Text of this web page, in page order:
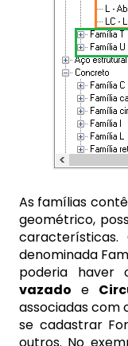
As famílias
geométrico,
denominada
poderia haver
vazado e
associadas com
se cadastrar
outros. No